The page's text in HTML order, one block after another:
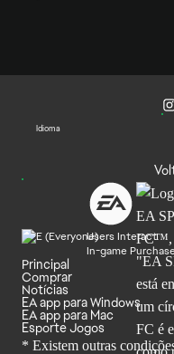
Idioma
Users Interact
In-game
Principal
Comprar
Notícias
EA app para Windows
EA app para Mac
Esporte Jogos
* Existem outras